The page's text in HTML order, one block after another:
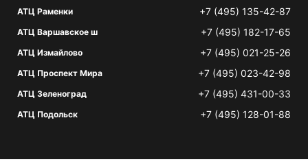
АТЦ Раменки +7 (495) 135-42-87
АТЦ Варшавское ш +7 (495) 182-17-65
АТЦ Измайлово +7 (495) 021-25-26
АТЦ Проспект Мира +7 (495) 023-42-98
АТЦ Зеленоград +7 (495) 431-00-33
АТЦ Подольск +7 (495) 128-01-88